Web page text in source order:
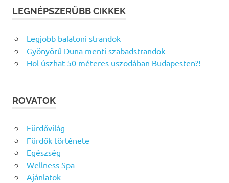
LEGNÉPSZERŰBB CIKKEK
Legjobb balatoni strandok
Gyönyörű Duna menti szabadstrandok
Hol úszhat 50 méteres uszodában Budapesten?!
ROVATOK
Fürdővilág
Fürdők története
Egészség
Wellness Spa
Ajánlatok